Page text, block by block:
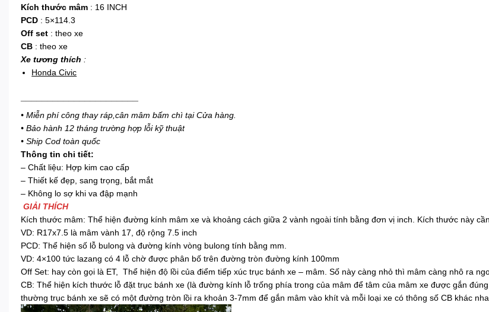
Kích thước mâm : 16 INCH
PCD : 5×114.3
Off set : theo xe
CB : theo xe
Xe tương thích :
Honda Civic
• Miễn phí công thay ráp,cân mâm bấm chì tại Cửa hàng.
• Bảo hành 12 tháng trường hợp lỗi kỹ thuật
• Ship Cod toàn quốc
Thông tin chi tiết:
– Chất liệu: Hợp kim cao cấp
– Thiết kế đẹp, sang trọng, bắt mắt
– Không lo sợ khi va đập mạnh
GIẢI THÍCH
Kích thước mâm: Thể hiện đường kính mâm xe và khoảng cách giữa 2 vành ngoài tính bằng đơn vị inch. Kích thước này
VD: R17x7.5 là mâm vành 17, độ rộng 7.5 inch
PCD: Thể hiện số lỗ bulong và đường kính vòng bulong tính bằng mm.
VD: 4×100 tức lazang có 4 lỗ chờ được phân bố trên đường tròn đường kính 100mm
Off Set: hay còn gọi là ET, Thể hiện độ lồi của điểm tiếp xúc trục bánh xe – mâm. Số này càng nhỏ thì mâm càng nhô ra
CB: Thể hiện kích thước lỗ đặt trục bánh xe (là đường kính lỗ trống phía trong của mâm để tâm của mâm xe được gắn
thường trục bánh xe sẽ có một đường tròn lồi ra khoản 3-7mm để gắn mâm vào khít và mỗi loại xe có thông số CB khác